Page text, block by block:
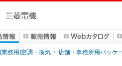
[業務用]空調・換気 店舗・事務所用パッケ